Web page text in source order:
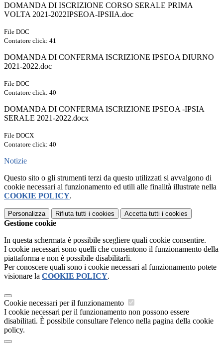
DOMANDA DI ISCRIZIONE CORSO SERALE PRIMA
VOLTA 2021-2022IPSEOA-IPSIIA.doc
File DOC
Contatore click: 41
DOMANDA DI CONFERMA ISCRIZIONE IPSEOA DIURNO
2021-2022.doc
File DOC
Contatore click: 40
DOMANDA DI CONFERMA ISCRIZIONE IPSEOA -IPSIA
SERALE 2021-2022.docx
File DOCX
Contatore click: 40
Notizie
Questo sito o gli strumenti terzi da questo utilizzati si avvalgono di
cookie necessari al funzionamento ed utili alle finalità illustrate nella
COOKIE POLICY.
Personalizza Rifiuta tutti i cookies Accetta tutti i cookies
Gestione cookie
In questa schermata è possibile scegliere quali cookie consentire.
I cookie necessari sono quelli che consentono il funzionamento della
piattaforma e non è possibile disabilitarli.
Per conoscere quali sono i cookie necessari al funzionamento potete
visionare la COOKIE POLICY.
Cookie necessari per il funzionamento
I cookie necessari per il funzionamento non possono essere
disabilitati. È possibile consultare l'elenco nella pagina della cookie
policy.